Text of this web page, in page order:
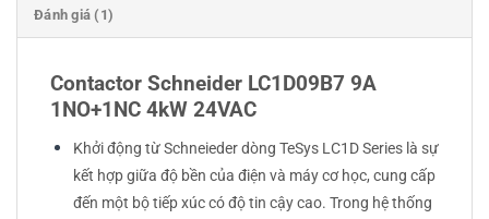
Đánh giá (1)
Contactor Schneider LC1D09B7 9A
1NO+1NC 4kW 24VAC
Khởi động từ Schneieder dòng TeSys LC1D Series là sự
kết hợp giữa độ bền của điện và máy cơ học, cung cấp
đến một bộ tiếp xúc có độ tin cậy cao. Trong hệ thống